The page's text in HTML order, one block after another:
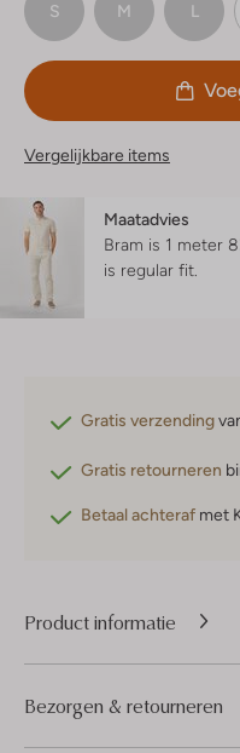
S M L
Vergelijkbare items
Maatadvies
Bram is 1 meter
is regular fit
Gratis verzending
Gratis retourneren
Betaal achteraf met
Product informatie
Bezorgen & retourneren